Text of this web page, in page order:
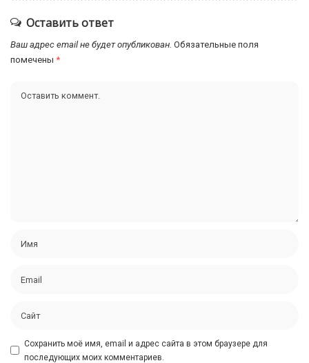
Оставить ответ
Ваш адрес email не будет опубликован. Обязательные поля
помечены *
Сохранить моё имя, email и адрес сайта в этом браузере для
последующих моих комментариев.